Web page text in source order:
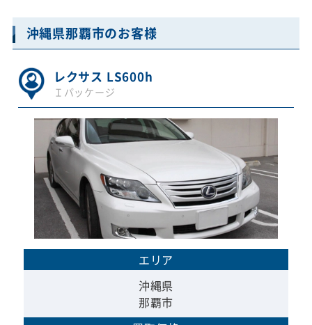
沖縄県那覇市のお客様
レクサス LS600h
Ｉパッケージ
エリア
沖縄県
那覇市